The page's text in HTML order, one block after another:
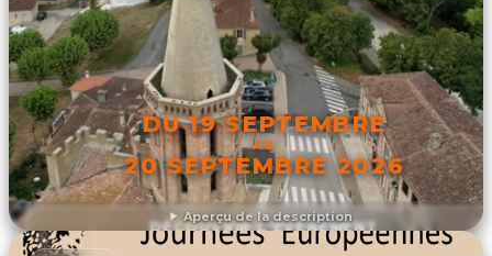
Aperçu de la description
DU 19 SEPTEMBRE
AU
20 SEPTEMBRE 2026
DÉCOUVRIR L'ÉVÉNEMENT